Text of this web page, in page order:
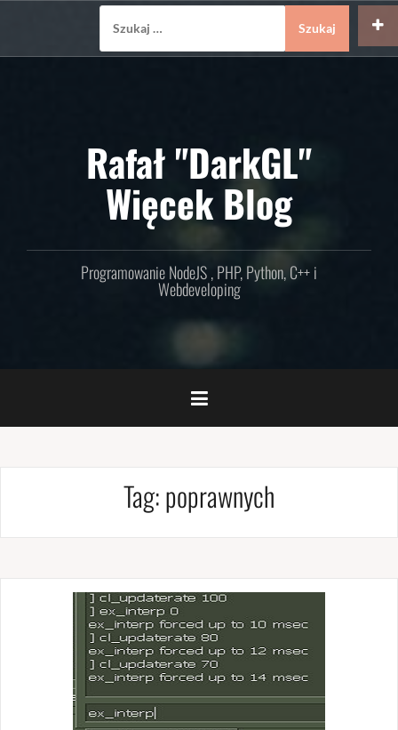
Rafał "DarkGL"
Więcek Blog
Programowanie NodeJS , PHP, Python, C++ i
Webdeveloping
Tag:poprawnych